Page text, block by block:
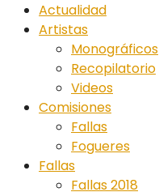
Actualidad
Artistas
Monográficos
Recopilatorio
Videos
Comisiones
Fallas
Fogueres
Fallas
Fallas 2018